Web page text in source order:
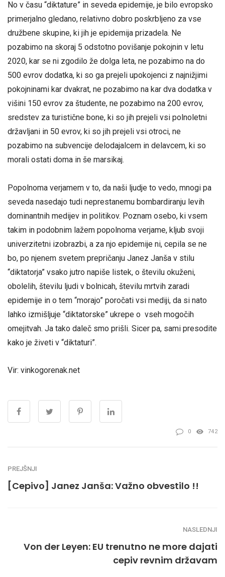
No v času “diktature” in seveda epidemije, je bilo evropsko
primerjalno gledano, relativno dobro poskrbljeno za vse
družbene skupine, ki jih je epidemija prizadela. Ne
pozabimo na skoraj 5 odstotno povišanje pokojnin v letu
2020, kar se ni zgodilo že dolga leta, ne pozabimo na do
500 evrov dodatka, ki so ga prejeli upokojenci z najnižjimi
pokojninami kar dvakrat, ne pozabimo na kar dva dodatka v
višini 150 evrov za študente, ne pozabimo na 200 evrov,
sredstev za turistične bone, ki so jih prejeli vsi polnoletni
državljani in 50 evrov, ki so jih prejeli vsi otroci, ne
pozabimo na subvencije delodajalcem in delavcem, ki so
morali ostati doma in še marsikaj.
Popolnoma verjamem v to, da naši ljudje to vedo, mnogi pa
seveda nasedajo tudi neprestanemu bombardiranju levih
dominantnih medijev in politikov. Poznam osebo, ki vsem
takim in podobnim lažem popolnoma verjame, kljub svoji
univerzitetni izobrazbi, a za njo epidemije ni, cepila se ne
bo, po njenem svetem prepričanju Janez Janša v stilu
“diktatorja” vsako jutro napiše listek, o številu okuženi,
obolelih, številu ljudi v bolnicah, številu mrtvih zaradi
epidemije in o tem “morajo” poročati vsi mediji, da si nato
lahko izmišljuje “diktatorske” ukrepe o vseh mogočih
omejitvah. Ja tako daleč smo prišli. Sicer pa, sami presodite
kako je živeti v “diktaturi”.
Vir: vinkogorenak.net
0 742
PREJŠNJI
[Cepivo] Janez Janša: Važno obvestilo !!
NASLEDNJI
Von der Leyen: EU trenutno ne more dajati
cepiv revnim državam